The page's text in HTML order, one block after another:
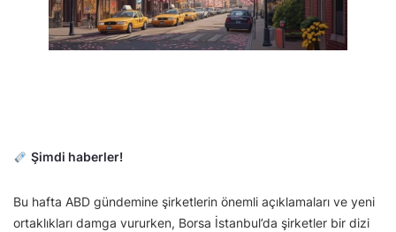
Şimdi haberler!
Bu hafta ABD gündemine şirketlerin önemli açıklamaları ve yeni
ortaklıkları damga vururken, Borsa İstanbul’da şirketler bir dizi